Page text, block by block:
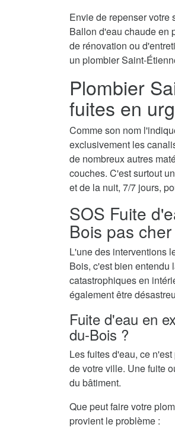
Envie de repenser votre
Ballon d'eau chaude en
de rénovation ou
un plombier Saint-
Plombier
fuites en
Comme son nom
exclusivement les
de nombreux autres
couches. C'est surtout
et de la nuit, 7/7 jours,
SOS Fuite
Bois pas
L'une des interventions
Bois, c'est bien entendu
catastrophiques en
également être
Fuite d'eau en
du-Bois ?
Les fuites d'eau, ce
de votre ville. Une fuite
du bâtiment.
Que peut faire votre
provient le problème :